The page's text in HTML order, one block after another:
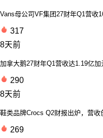
Vans母公司VF集团27财年Q1营收
317
8天前
加拿大鹅27财年Q1营收达1.19亿
290
8天前
鞋类品牌Crocs Q2财报出炉，营收
269